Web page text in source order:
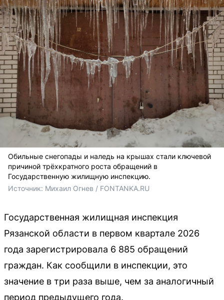
Обильные снегопады и наледь на крышах стали ключевой
причиной трёхкратного роста обращений в
Государственную жилищную инспекцию.
Источник: Михаил Огнев / FONTANKA.RU
Государственная жилищная инспекция
Рязанской области в первом квартале 2026
года зарегистрировала 6 885 обращений
граждан. Как сообщили в инспекции, это
значение в три раза выше, чем за аналогичный
период предыдущего года.